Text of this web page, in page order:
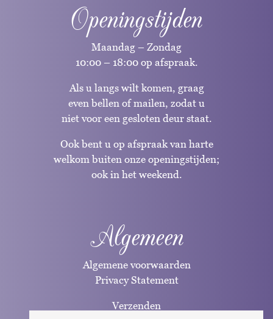
Openingstijden
Maandag – Zondag
10:00 – 18:00 op afspraak.
Als u langs wilt komen, graag
even bellen of mailen, zodat u
niet voor een gesloten deur staat.
Ook bent u op afspraak van harte
welkom buiten onze openingstijden;
ook in het weekend.
Algemeen
Algemene voorwaarden
Privacy Statement
Verzenden